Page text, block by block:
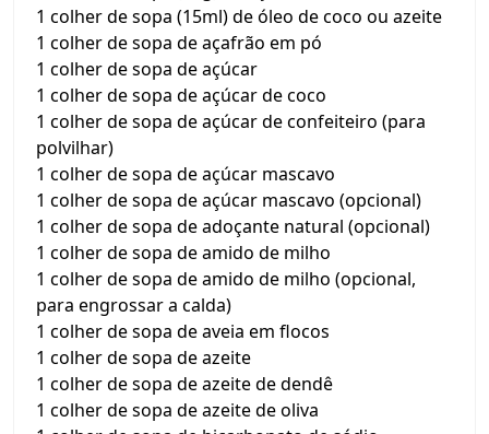
1 colher de sopa (15ml) de óleo de coco ou azeite
1 colher de sopa de açafrão em pó
1 colher de sopa de açúcar
1 colher de sopa de açúcar de coco
1 colher de sopa de açúcar de confeiteiro (para
polvilhar)
1 colher de sopa de açúcar mascavo
1 colher de sopa de açúcar mascavo (opcional)
1 colher de sopa de adoçante natural (opcional)
1 colher de sopa de amido de milho
1 colher de sopa de amido de milho (opcional,
para engrossar a calda)
1 colher de sopa de aveia em flocos
1 colher de sopa de azeite
1 colher de sopa de azeite de dendê
1 colher de sopa de azeite de oliva